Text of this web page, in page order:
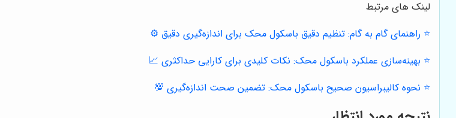
لینک های مرتبط
⭐️ راهنمای گام به گام: تنظیم دقیق باسکول محک برای اندازه‌گیری دقیق ⚙️
⭐️ بهینه‌سازی عملکرد باسکول محک: نکات کلیدی برای کارایی حداکثری 📈
⭐️ نحوه کالیبراسیون صحیح باسکول محک: تضمین صحت اندازه‌گیری 💯